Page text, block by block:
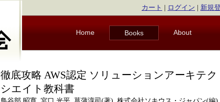
カート ログイン 新規
Home Books About
徹底攻略 AWS認定 ソリューションアーキテ
シエイト教科書